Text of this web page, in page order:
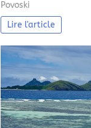
Povoski
Lire l'article